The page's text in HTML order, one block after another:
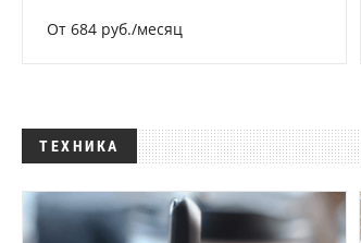
От 684 руб./месяц
ТЕХНИКА